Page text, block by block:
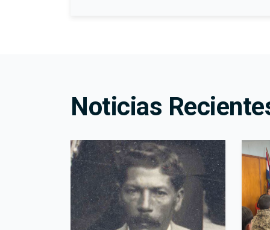
Noticias